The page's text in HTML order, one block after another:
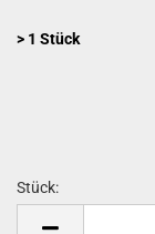
> 1 Stück
Stück: